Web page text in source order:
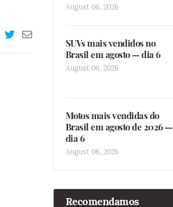
August 06, 2026
SUVs mais vendidos no
Brasil em agosto — dia 6
August 06, 2026
Motos mais vendidas do
Brasil em agosto de 2026 —
dia 6
August 06, 2026
Recomendamos